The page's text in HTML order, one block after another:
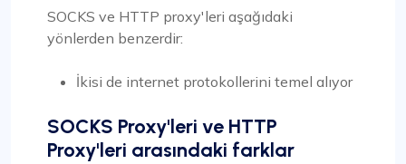
SOCKS ve HTTP proxy'leri aşağıdaki
yönlerden benzerdir:
İkisi de internet protokollerini temel alıyor
SOCKS Proxy'leri ve HTTP
Proxy'leri arasındaki farklar